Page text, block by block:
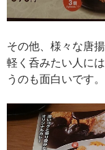
その他、様々な唐
軽く呑みたい人に
うのも面白いです。